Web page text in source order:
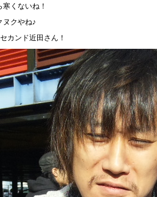
くないね！
ヌクやね♪
カンド近田さん！